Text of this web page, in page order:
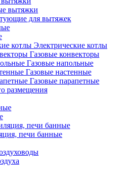
вытяжки
для вытяжек
Электрические котлы
Газовые конвекторы
Газовые напольные
Газовые настенные
Газовые парапетные
размещения
печи банные